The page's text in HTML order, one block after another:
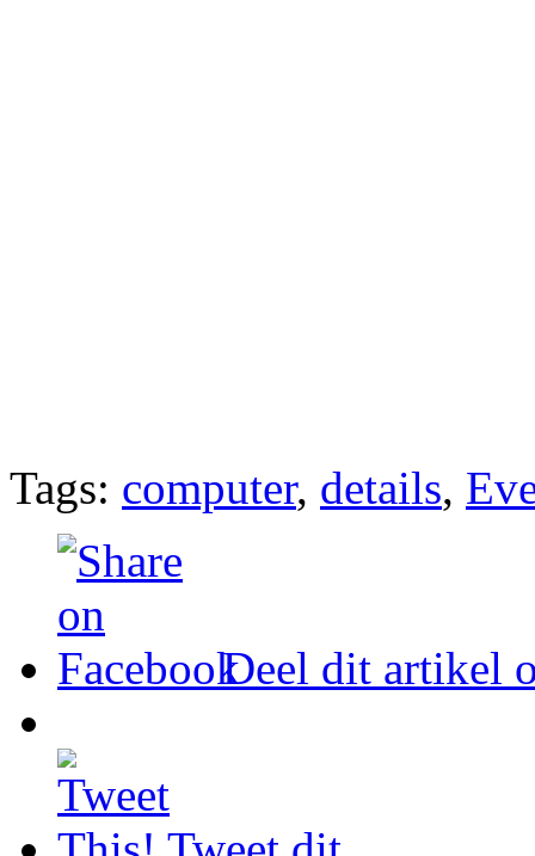
Tags: computer, details,
Deel dit artikel